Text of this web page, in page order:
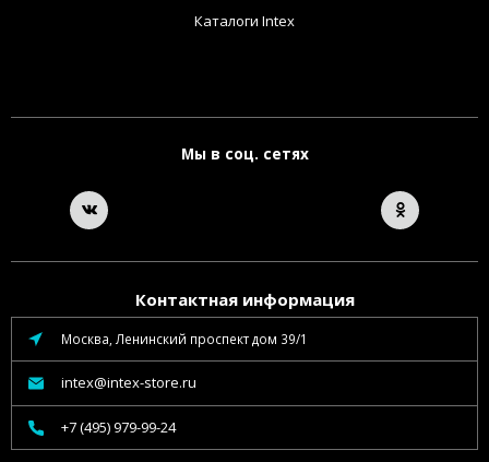
Каталоги Intex
Мы в соц. сетях
Контактная информация
Москва, Ленинский проспект дом 39/1
intex@intex-store.ru
+7 (495) 979-99-24